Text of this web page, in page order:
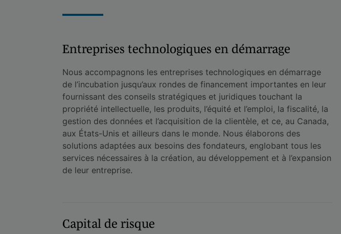
Entreprises technologiques en démarrage
Nous accompagnons les entreprises technologiques en démarrage
de l’incubation jusqu’aux rondes de financement importantes en leur
fournissant des conseils stratégiques et juridiques touchant la
propriété intellectuelle, les produits, l’équité et l’emploi, la fiscalité, la
gestion des données et l’acquisition de la clientèle, et ce, au Canada,
aux États-Unis et ailleurs dans le monde. Nous élaborons des
solutions adaptées aux besoins des fondateurs, englobant tous les
services nécessaires à la création, au développement et à l’expansion
de leur entreprise.
Capital de risque